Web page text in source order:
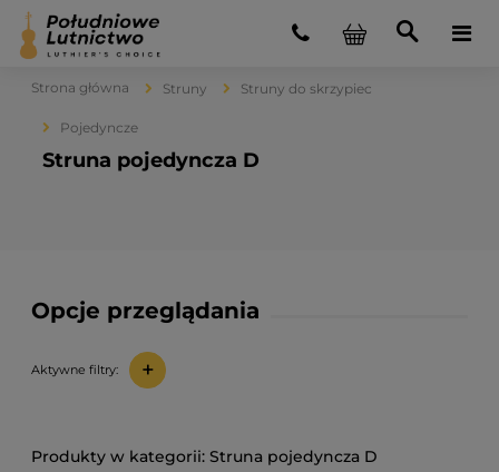
Strona główna Struny Struny do skrzypiec
Pojedyncze
Struna pojedyncza D
Opcje przeglądania
Aktywne filtry: +
Struna pojedyncza D